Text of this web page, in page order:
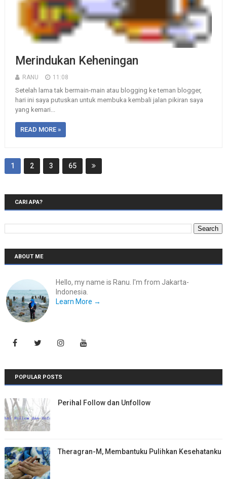
Merindukan Keheningan
RANU 11:08
Setelah lama tak bermain-main atau blogging ke teman blogger,
hari ini saya putuskan untuk membuka kembali jalan pikiran saya
yang kemari...
READ MORE »
1 2 3 65
CARI APA?
ABOUT ME
Hello, my name is Ranu. I'm from Jakarta-
Indonesia.
Learn More →
POPULAR POSTS
Perihal Follow dan Unfollow
Theragran-M, Membantuku Pulihkan Kesehatanku